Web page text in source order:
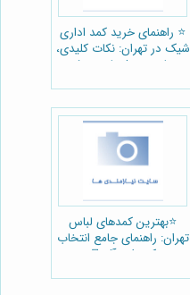
⭐️ راهنمای خرید کمد اداری
شیک در تهران: نکات کلیدی،
مقایسه مدل‌ها و معرفی
⭐️بهترین کمدهای لباس
تهران: راهنمای جامع انتخاب
کمد ایده‌آل 🚪